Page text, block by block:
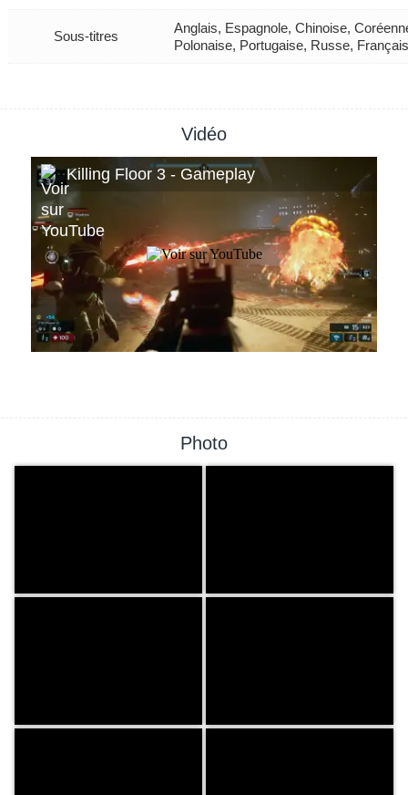
Sous-titres
Anglais, Espagnole, Chinoise,
Polonaise, Portugaise, Russe,
Vidéo
Killing Floor 3 - Gameplay
Photo